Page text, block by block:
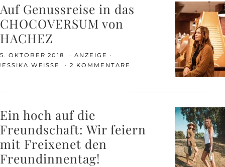
Auf Genussreise in das
CHOCOVERSUM von
HACHEZ
5. OKTOBER 2018
ANZEIGE
WEISSE
2 KOMMENTARE
Ein hoch auf die
Freundschaft: Wir feiern
mit Freixenet den
Freundinnentag!